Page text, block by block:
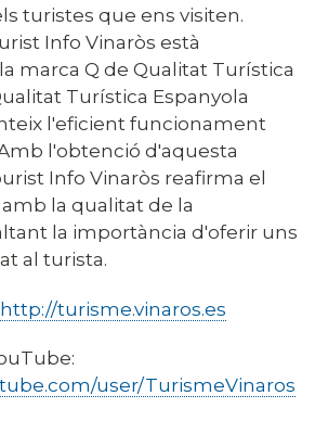
turistes que ens visiten.
Info Vinaròs està
marca Q de Qualitat Turística
Turística Espanyola
l'eficient funcionament
l'obtenció d'aquesta
Info Vinaròs reafirma el
la qualitat de la
la importància d'oferir uns
al turista.
http://turisme.vinaros.es
user/TurismeVinaros